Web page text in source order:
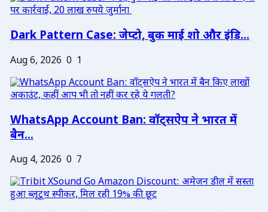
Dark Pattern Case: जेप्टो, बुक माई शो और इंडि...
Aug 6, 2026 0 1
WhatsApp Account Ban: वॉट्सऐप ने भारत में
बैन...
Aug 4, 2026 0 7